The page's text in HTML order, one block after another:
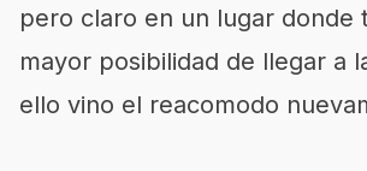
pero claro en un lugar donde
mayor posibilidad de llegar a
ello vino el reacomodo